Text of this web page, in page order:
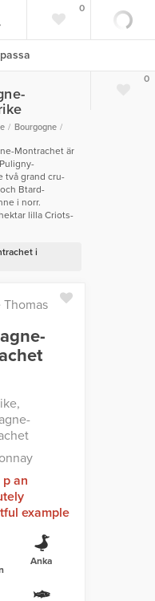
0
0
Bourgogne
Montrachet är
två grand cru-
Btard-
i norr.
lilla Criots-
i
Thomas
an
example
Anka